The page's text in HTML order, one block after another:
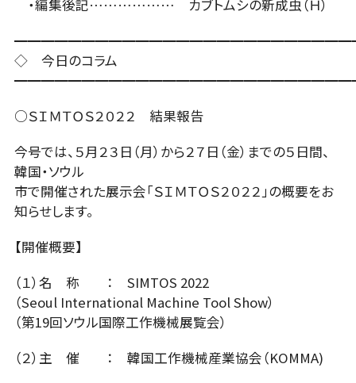
入会案内 会員名簿
・編集後記……………… カブトムシの新成虫（Ｈ）
◇ 今日のコラム
○ＳＩＭＴＯＳ２０２２ 結果報告
今号では、５月２３日（月）から２７日（金）までの５日間、
韓国・ソウル
市で開催された展示会「ＳＩＭＴＯＳ２０２２」の概要をお
知らせします。
【開催概要】
（１）名 称 ： SIMTOS 2022
（Seoul International Machine Tool Show）
（第19回ソウル国際工作機械展覧会）
（２）主 催 ： 韓国工作機械産業協会（KOMMA)